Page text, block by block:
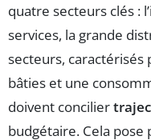
quatre secteurs clés :
services, la grande
secteurs, caractérisés
bâties et une
doivent concilier
budgétaire. Cela